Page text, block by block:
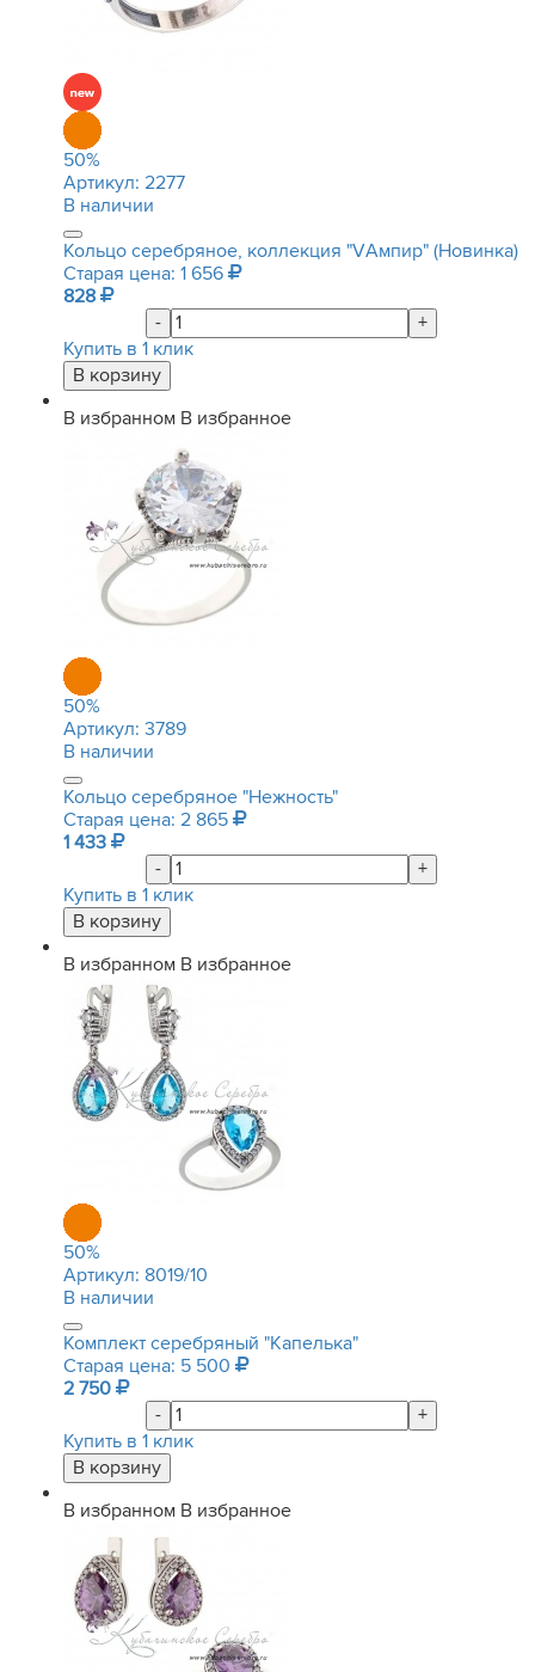
50%
Артикул: 2277
В наличии
Кольцо серебряное, коллекция "VАмпир" (Новинка)
Старая цена: 1 656
828
-
+
Купить в 1 клик
В избранном В избранное
50%
Артикул: 3789
В наличии
Кольцо серебряное "Нежность"
Старая цена: 2 865
1 433
-
+
Купить в 1 клик
В избранном В избранное
50%
Артикул: 8019/10
В наличии
Комплект серебряный "Капелька"
Старая цена: 5 500
2 750
-
+
Купить в 1 клик
В избранном В избранное